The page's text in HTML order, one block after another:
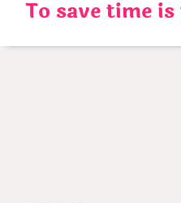
content
To save time